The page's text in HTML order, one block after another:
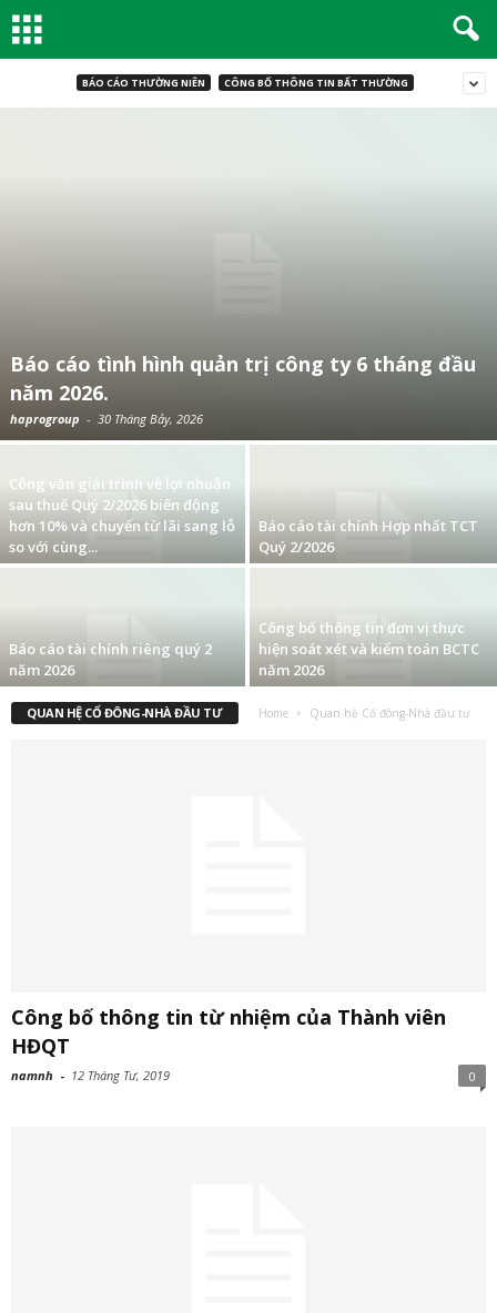
BÁO CÁO THƯỜNG NIÊN CÔNG BỐ THÔNG TIN BẤT THƯỜNG
Báo cáo tình hình quản trị công ty 6 tháng đầu
năm 2026.
haprogroup - 30 Tháng Bảy, 2026
Công văn giải trình về lợi nhuận
sau thuế Quý 2/2026 biến động
hơn 10% và chuyển từ lãi sang lỗ
so với cùng...
Báo cáo tài chính Hợp nhất TCT
Quý 2/2026
Báo cáo tài chính riêng quý 2
năm 2026
Công bố thông tin đơn vị thực
hiện soát xét và kiểm toán BCTC
năm 2026
QUAN HỆ CỔ ĐÔNG-NHÀ ĐẦU TƯ Home Quan hệ Cổ đông-Nhà đầu tư
Công bố thông tin từ nhiệm của Thành viên
HĐQT
namnh - 12 Tháng Tư, 2019 0